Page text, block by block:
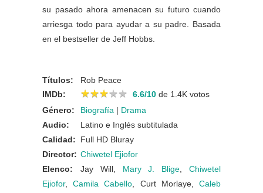
su pasado ahora amenacen su futuro cuando
arriesga todo para ayudar a su padre. Basada
en el bestseller de Jeff Hobbs.
Títulos:
Rob Peace
IMDb:
★★★★★
★★★★★ 6.6/10 de 1.4K votos
Género:
Biografía | Drama
Audio:
Latino e Inglés subtitulada
Calidad:
Full HD Bluray
Director: Chiwetel Ejiofor
Elenco:
Jay Will, Mary J. Blige ,Chiwetel
Ejiofor,Camila Cabello , Curt Morlaye,Caleb